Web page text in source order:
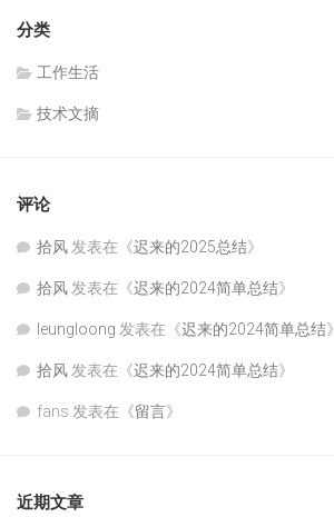
分类
工作生活
技术文摘
评论
拾风 发表在《迟来的2025总结》
拾风 发表在《迟来的2024简单总结》
leungloong 发表在《迟来的2024简单总结》
拾风 发表在《迟来的2024简单总结》
fans 发表在《留言》
近期文章